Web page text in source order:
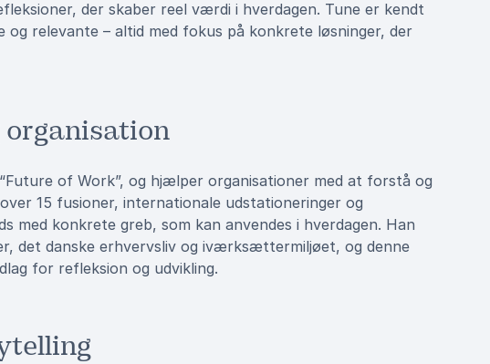
der skaber reel værdi i hverdagen. Tune er kendt
relevante – altid med fokus på konkrete løsninger, der
organisation
of Work”, og hjælper organisationer med at forstå og
15 fusioner, internationale udstationeringer og
med konkrete greb, som kan anvendes i hverdagen. Han
det danske erhvervsliv og iværksættermiljøet, og denne
for refleksion og udvikling.